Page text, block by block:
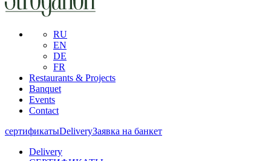
RU
EN
DE
FR
Restaurants & Projects
Banquet
Events
Contact
сертификатыDeliveryЗаявка на банкет
Delivery